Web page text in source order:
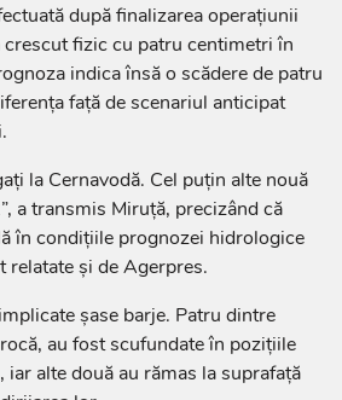
după finalizarea operațiunii
crescut fizic cu patru centimetri în
indica însă o scădere de patru
față de scenariul anticipat
la Cernavodă. Cel puțin alte nouă
a transmis Miruță, precizând că
în condițiile prognozei hidrologice
relatate și de Agerpres.
șase barje. Patru dintre
au fost scufundate în pozițiile
alte două au rămas la suprafață